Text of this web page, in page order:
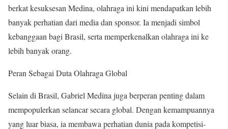
berkat kesuksesan Medina, olahraga ini kini mendapatkan lebih
banyak perhatian dari media dan sponsor. Ia menjadi simbol
kebanggaan bagi Brasil, serta memperkenalkan olahraga ini ke
lebih banyak orang.
Peran Sebagai Duta Olahraga Global
Selain di Brasil, Gabriel Medina juga berperan penting dalam
mempopulerkan selancar secara global. Dengan kemampuannya
yang luar biasa, ia membawa perhatian dunia pada kompetisi-